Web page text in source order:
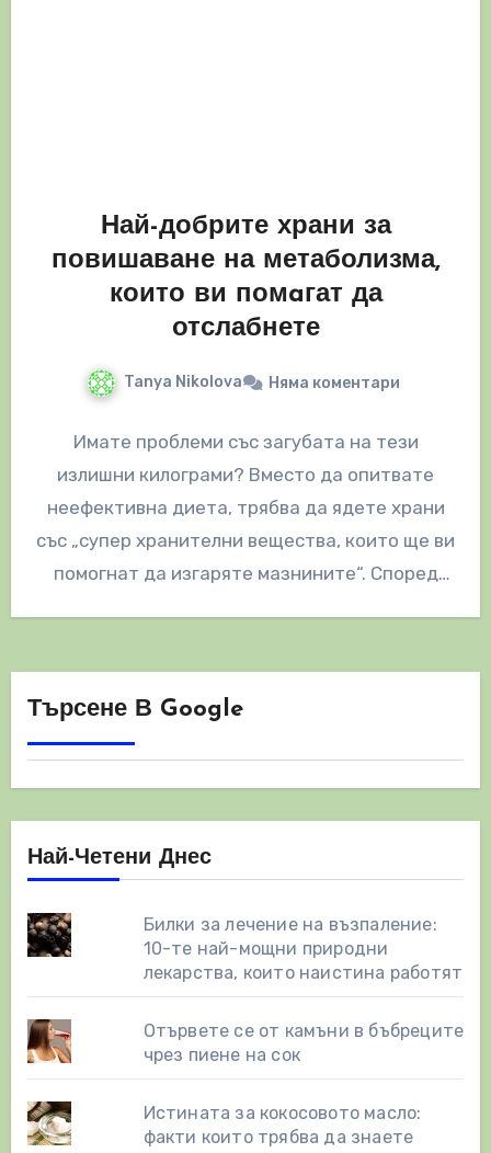
Най-добрите храни за
повишаване на метаболизма,
които ви помaгат да
отслабнете
Tanya Nikolova Няма коментари
Имате проблеми със загубата на тези
излишни килограми? Вместо да опитвате
неефективна диета, трябва да ядете храни
със „супер хранителни вещества, които ще ви
помогнат да изгаряте мазнините“. Според
Търсене В Google
Най-Четени Днес
Билки за лечение на възпаление:
10-те най-мощни природни
лекарства, които наистина работят
Отървете се от камъни в бъбреците
чрез пиене на сок
Истината за кокосовото масло:
факти които трябва да знаете